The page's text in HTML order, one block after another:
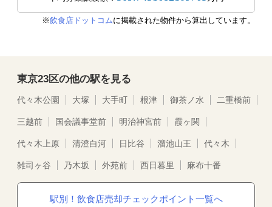
※飲食店ドットコムに掲載された物件から算出しています。
東京23区の他の駅を見る
代々木公園 大塚 大手町 根津 御茶ノ水 二重橋前
三越前 国会議事堂前 明治神宮前 霞ヶ関
代々木上原 清澄白河 日比谷 溜池山王 代々木
雑司ヶ谷 乃木坂 外苑前 西日暮里 麻布十番
駅別！飲食店売却チェックポイント一覧へ